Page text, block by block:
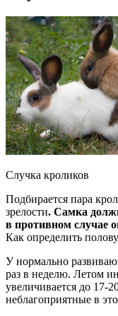
Случка кроликов
Подбирается пара
зрелости. Самка
в противном случае
Как определить
У нормально
раз в неделю. Летом
увеличивается до 17-
неблагоприятные в